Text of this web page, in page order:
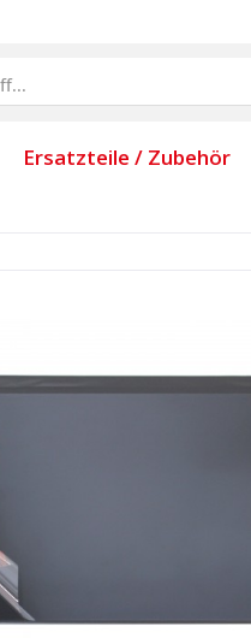
Ersatzteile / Zubehör